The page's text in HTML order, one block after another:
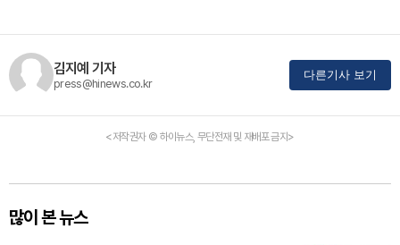
김지예 기자
press@hinews.co.kr
다른기사 보기
<저작권자 © 하이뉴스, 무단전재 및 재배포 금지>
많이 본 뉴스